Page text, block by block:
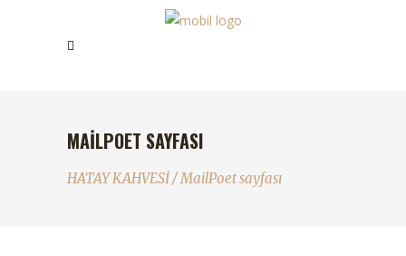
MAILPOET SAYFASI
HATAY KAHVESİ/MailPoet sayfası